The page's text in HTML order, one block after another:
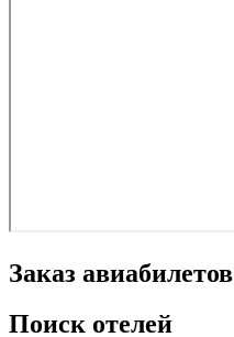
Заказ авиабилетов
Поиск отелей